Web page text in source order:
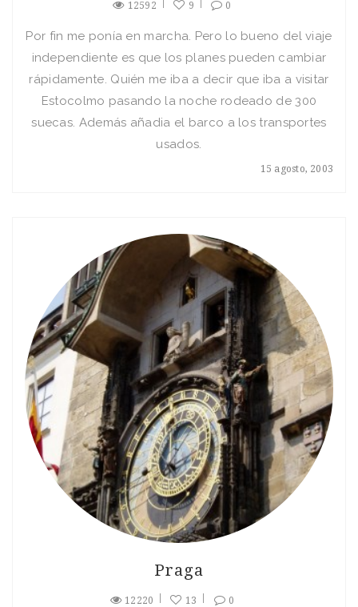
12592 9 0
15 agosto, 2003
Por fin me poní­a en marcha. Pero lo bueno del viaje
independiente es que los planes pueden cambiar
rápidamente. Quién me iba a decir que iba a visitar
Estocolmo pasando la noche rodeado de 300
suecas. Además añadia el barco a los transportes
usados.
Praga
12220 13 0